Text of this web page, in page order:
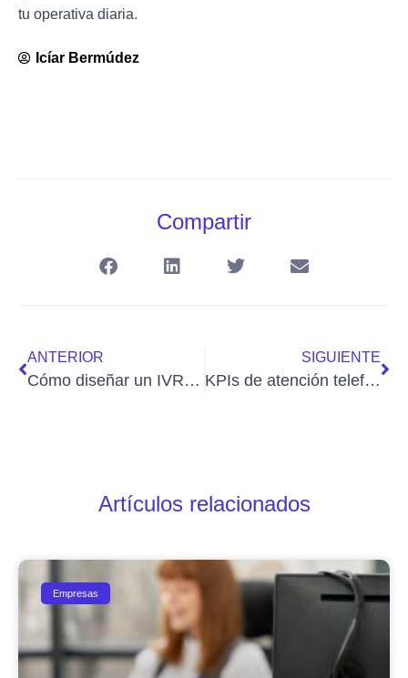
tu operativa diaria.
Icíar Bermúdez
Compartir
ANTERIOR
Cómo diseñar un IVR útil que mejore la atención al cliente y no haga perder llamadas
SIGUIENTE
KPIs de atención telefónica: qué medir para mejorar ventas, soporte y operaciones
Artículos relacionados
Empresas